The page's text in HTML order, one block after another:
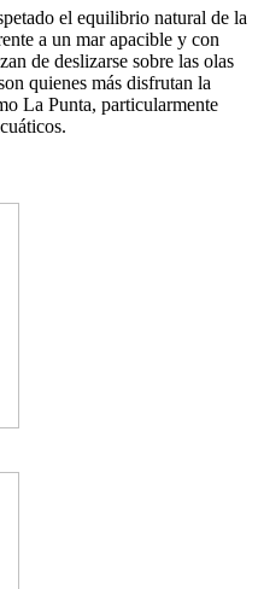
el equilibrio natural de la
a un mar apacible y con
de deslizarse sobre las olas
quienes más disfrutan la
La Punta, particularmente